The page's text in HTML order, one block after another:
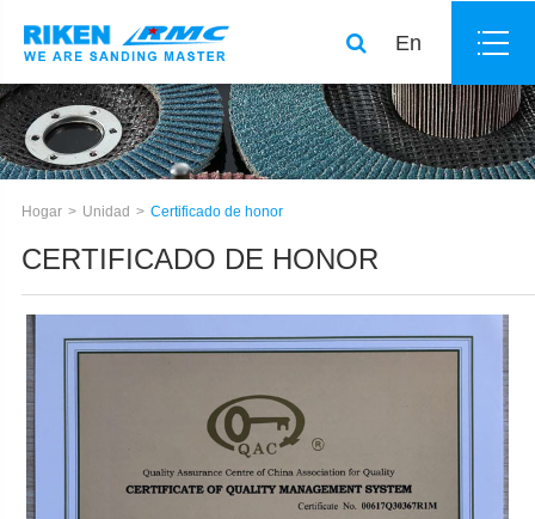
En
Hogar Unidad Certificado de honor
CERTIFICADO DE HONOR